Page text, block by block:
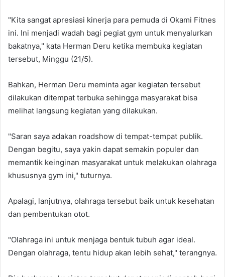
"Kita sangat apresiasi kinerja para pemuda di Okami Fitnes
ini. Ini menjadi wadah bagi pegiat gym untuk menyalurkan
bakatnya," kata Herman Deru ketika membuka kegiatan
tersebut, Minggu (21/5).
Bahkan, Herman Deru meminta agar kegiatan tersebut
dilakukan ditempat terbuka sehingga masyarakat bisa
melihat langsung kegiatan yang dilakukan.
"Saran saya adakan roadshow di tempat-tempat publik.
Dengan begitu, saya yakin dapat semakin populer dan
memantik keinginan masyarakat untuk melakukan olahraga
khususnya gym ini," tuturnya.
Apalagi, lanjutnya, olahraga tersebut baik untuk kesehatan
dan pembentukan otot.
"Olahraga ini untuk menjaga bentuk tubuh agar ideal.
Dengan olahraga, tentu hidup akan lebih sehat," terangnya.